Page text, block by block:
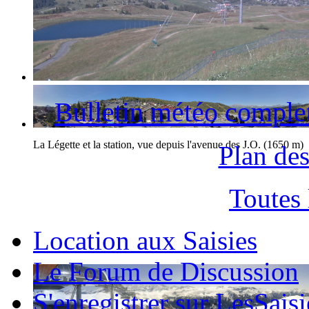
La station des Saisies et le Mont-Blanc
La Légette et la station, vue depuis l'avenue des J.O. (1650 m)
Bulletin météo
Plan
Toutes
Location aux Saisies
Le Forum de Discussion
S'enregistrer sur